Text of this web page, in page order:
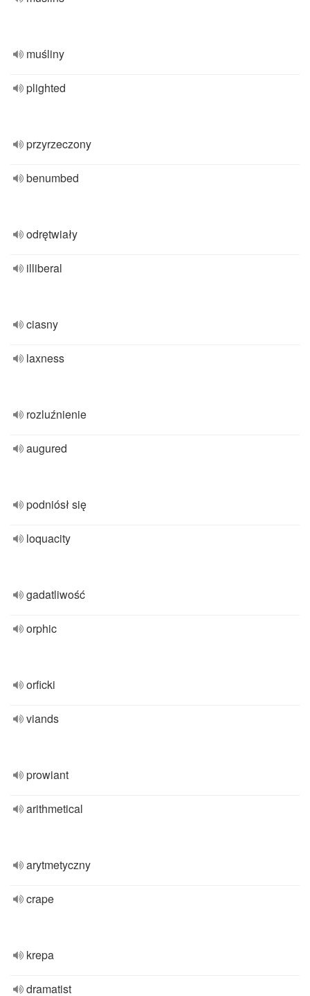
muśliny
plighted
przyrzeczony
benumbed
odrętwiały
illiberal
ciasny
laxness
rozluźnienie
augured
podniósł się
loquacity
gadatliwość
orphic
orficki
viands
prowiant
arithmetical
arytmetyczny
crape
krepa
dramatist